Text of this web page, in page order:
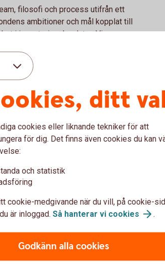
filosofi och process utifrån ett
ambitioner och mål kopplat till
i investeringsbesluten Vi
vilken innehåller bolag
i.
i rådgivning. Det innebär
i ditt sparande. Vi vill kunna
kan möta dina
ditt
cookies eller liknande tekniker för att
för dig. Det finns även cookies du kan
och statistik
cookie-medgivande när du vill, på cookie-
är inloggad. Så hanterar vi cookies .
Godkänn alla cookies